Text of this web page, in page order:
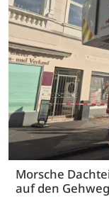
Morsche
auf den Gehweg